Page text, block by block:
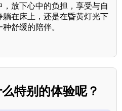
放下心中的负担，享受与自
在床上，还是在昏黄灯光下
舒缓的陪伴。
特别的体验呢？